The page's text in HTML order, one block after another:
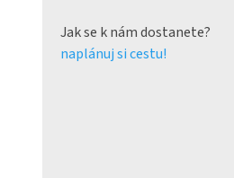
Jak se k nám dostanete?
naplánuj si cestu!